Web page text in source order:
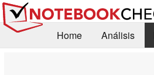
Home Análisis